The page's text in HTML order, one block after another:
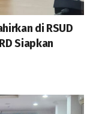
di RSUD
Siapkan